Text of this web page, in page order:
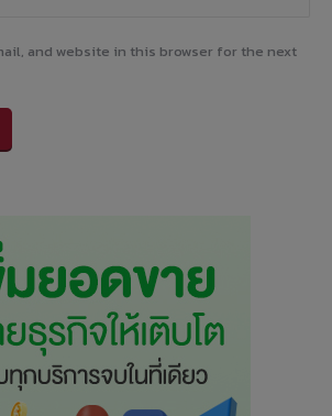
and website in this browser for the next